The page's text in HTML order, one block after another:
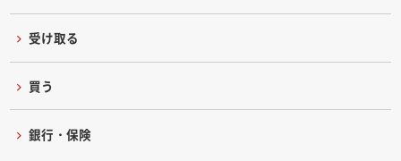
受け取る
買う
銀行・保険